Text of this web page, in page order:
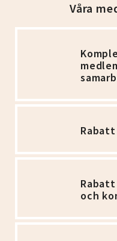
Våra
och